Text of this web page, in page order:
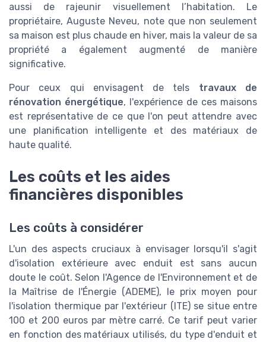
aussi de rajeunir visuellement l’habitation. Le
propriétaire, Auguste Neveu, note que non seulement
sa maison est plus chaude en hiver, mais la valeur de sa
propriété a également augmenté de manière
significative.
Pour ceux qui envisagent de tels travaux de
rénovation énergétique, l'expérience de ces maisons
est représentative de ce que l'on peut attendre avec
une planification intelligente et des matériaux de
haute qualité.
Les coûts et les aides
financières disponibles
Les coûts à considérer
L'un des aspects cruciaux à envisager lorsqu'il s'agit
d'isolation extérieure avec enduit est sans aucun
doute le coût. Selon l'Agence de l'Environnement et de
la Maîtrise de l'Énergie (ADEME), le prix moyen pour
l'isolation thermique par l'extérieur (ITE) se situe entre
100 et 200 euros par mètre carré. Ce tarif peut varier
en fonction des matériaux utilisés, du type d'enduit et